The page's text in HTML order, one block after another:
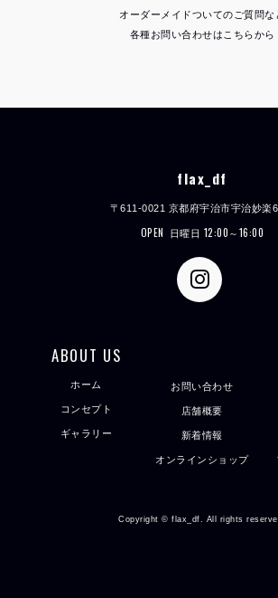
オーダーメイドついてのご質問な
各種お問い合わせはこちらから
flax_df
〒611-0021 京都府宇治市宇治妙楽
OPEN 日曜日 12:00～16:00
ABOUT US
ホーム
コンセプト
ギャラリー
お問い合わせ
店舗概要
新着情報
オンラインショップ
Copyright © flax_df. All rights